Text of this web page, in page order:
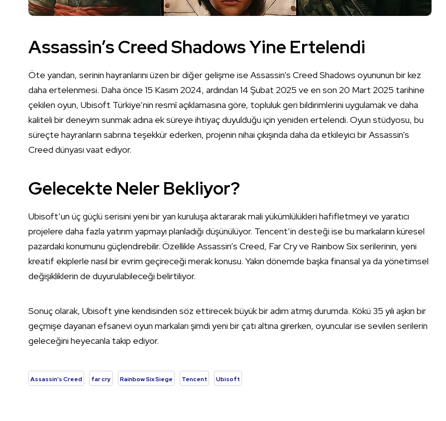
Assassin’s Creed Shadows Yine Ertelendi
Öte yandan, serinin hayranlarını üzen bir diğer gelişme ise Assassin’s Creed Shadows oyununun bir kez
daha ertelenmesi. Daha önce 15 Kasım 2024, ardından 14 Şubat 2025 ve en son 20 Mart 2025 tarihine
çekilen oyun, Ubisoft Türkiye’nin resmî açıklamasına göre, topluluk geri bildirimlerini uygulamak ve daha
kaliteli bir deneyim sunmak adına ek süreye ihtiyaç duyulduğu için yeniden ertelendi. Oyun stüdyosu, bu
süreçte hayranların sabrına teşekkür ederken, projenin nihai çıkışında daha da etkileyici bir Assassin’s
Creed dünyası vaat ediyor.
Gelecekte Neler Bekliyor?
Ubisoft’un üç güçlü serisini yeni bir yan kuruluşa aktararak mali yükümlülükleri hafifletmeyi ve yaratıcı
projelere daha fazla yatırım yapmayı planladığı düşünülüyor. Tencent’in desteği ise bu markaların küresel
pazardaki konumunu güçlendirebilir. Özellikle Assassin’s Creed, Far Cry ve Rainbow Six serilerinin, yeni
kreatif ekiplerle nasıl bir evrim geçireceği merak konusu. Yakın dönemde başka finansal ya da yönetimsel
değişikliklerin de duyurulabileceği belirtiliyor.
Sonuç olarak, Ubisoft yine kendisinden söz ettirecek büyük bir adım atmış durumda. Kökü 35 yılı aşkın bir
geçmişe dayanan efsanevi oyun markaları şimdi yeni bir çatı altına girerken, oyuncular ise sevilen serilerin
geleceğini heyecanla takip ediyor.
Assassin’s Creed far cry Rainbow Six Siege Tencent Ubisoft